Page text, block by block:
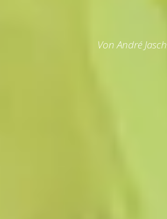
Von André Jasch